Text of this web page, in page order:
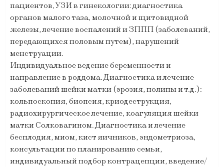
пациентов, УЗИ в гинекологии: диагностика
органов малого таза, молочной и щитовидной
железы, лечение воспалений и ЗППП (заболеваний,
передающихся половым путем), нарушений
менструации.
Индивидуальное ведение беременности и
направление в роддома. Диагностика и лечение
заболеваний шейки матки (эрозия, полипы и т.д.):
кольпоскопия, биопсия, криодеструкция,
радиохирургическое лечение, коагуляция шейки
матки Солковагином. Диагностика и лечение
бесплодия, миом, кист яичников, эндометриоза,
консультации по планированию семьи,
индивидуальный подбор контрацепции, введение/